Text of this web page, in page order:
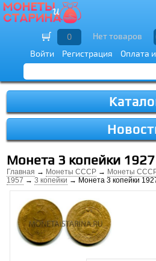
Войти Регистрация Оплата
0 Нет товаров
Монета 3 копейки 1927
Главная → Монеты СССР → Монеты СССР
1957 →3 копейки → Монета 3 копейки